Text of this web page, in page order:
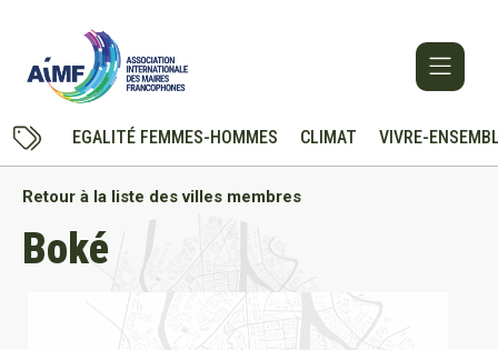
EGALITÉ FEMMES-HOMMES CLIMAT VIVRE-
Retour à la liste des villes membres
Boké